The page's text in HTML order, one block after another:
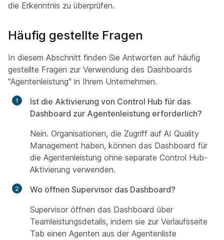
die Erkenntnis zu überprüfen.
Häufig gestellte Fragen
In diesem Abschnitt finden Sie Antworten auf häufig
gestellte Fragen zur Verwendung des Dashboards
"Agentenleistung" in Ihrem Unternehmen.
Ist die Aktivierung von Control Hub für das
Dashboard zur Agentenleistung erforderlich?
Nein. Organisationen, die Zugriff auf AI Quality
Management haben, können das Dashboard für
die Agentenleistung ohne separate Control Hub-
Aktivierung verwenden.
Wo öffnen Supervisor das Dashboard?
Supervisor öffnen das Dashboard über
Teamleistungsdetails, indem sie zur Verlaufsseite
Tab einen Agenten aus der Agentenliste